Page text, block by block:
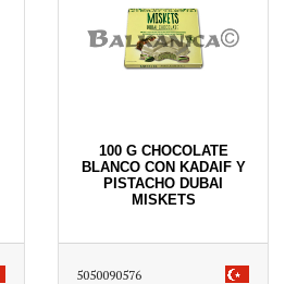
100 G CHOCOLATE
BLANCO CON KADAIF Y
PISTACHO DUBAI
MISKETS
5050090576